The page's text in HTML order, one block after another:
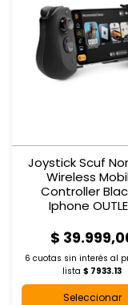
Joystick Scuf
Wireless
Controller
Iphone
$
6 cuotas sin interés al
lista$ 7933.13
Seleccionar